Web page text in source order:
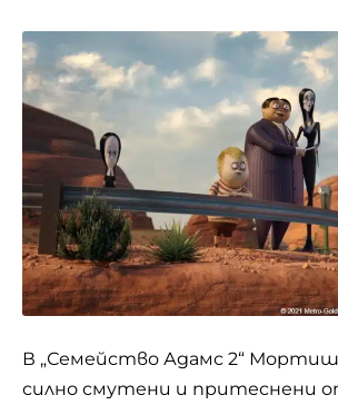
В „Семейство Адамс 2“
силно смутени и притеснени